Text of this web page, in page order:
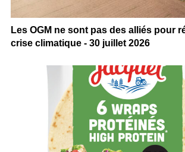
Les OGM ne sont pas des alliés pour
crise climatique - 30 juillet 2026